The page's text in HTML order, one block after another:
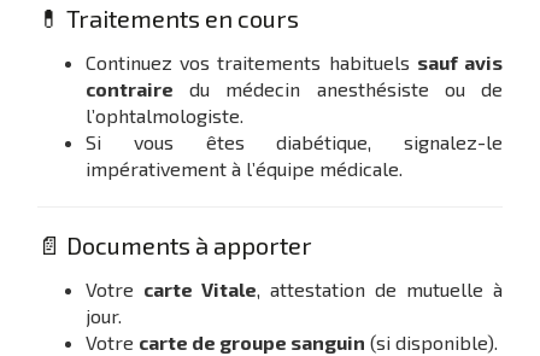
💊 Traitements en cours
Continuez vos traitements habituels sauf avis
contraire du médecin anesthésiste ou de
l’ophtalmologiste.
Si vous êtes diabétique, signalez-le
impérativement à l’équipe médicale.
📄 Documents à apporter
Votre carte Vitale, attestation de mutuelle à
jour.
Votre carte de groupe sanguin (si disponible).